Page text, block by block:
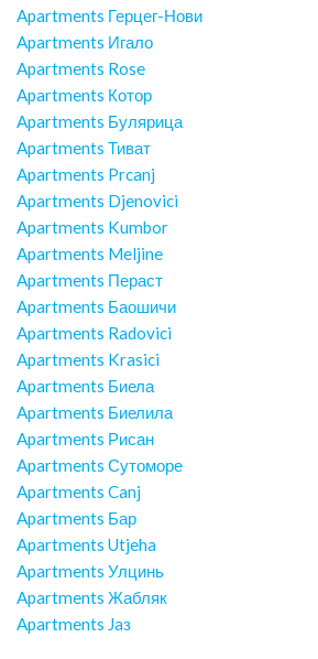
Apartments Герцег-Нови
Apartments Игало
Apartments Rose
Apartments Котор
Apartments Булярица
Apartments Тиват
Apartments Prcanj
Apartments Djenovici
Apartments Kumbor
Apartments Meljine
Apartments Пераст
Apartments Баошичи
Apartments Radovici
Apartments Krasici
Apartments Биела
Apartments Биелила
Apartments Рисан
Apartments Сутоморе
Apartments Canj
Apartments Бар
Apartments Utjeha
Apartments Улцинь
Apartments Жабляк
Apartments Jaз